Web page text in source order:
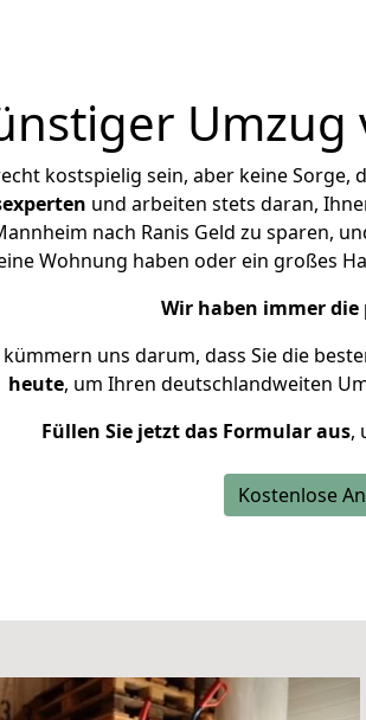
Umzug
kostspielig sein, aber keine Sorge,
und arbeiten stets daran,
nach Ranis Geld zu sparen,
Wohnung haben oder ein großes
Wir haben immer die
uns darum, dass Sie die
heute, um Ihren deutschlandweiten
Füllen Sie jetzt das Formular aus,
Kostenlose